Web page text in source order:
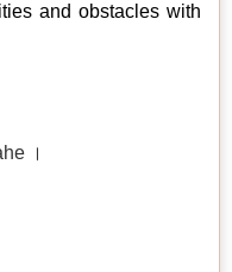
and obstacles with
।